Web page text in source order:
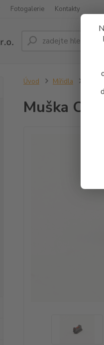
Fotogalerie Kontakty
Úvod Mířidla
Muška CZ